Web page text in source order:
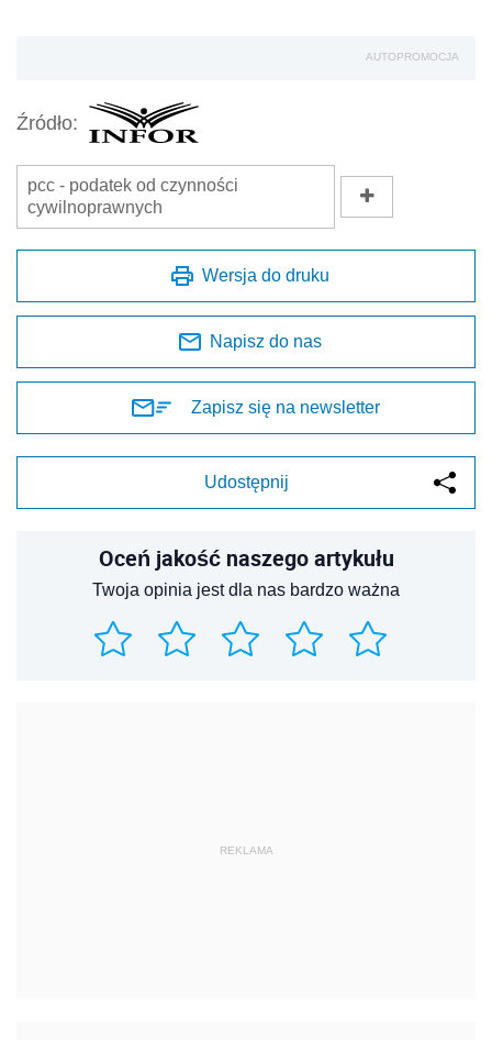
AUTOPROMOCJA
Źródło:
pcc - podatek od czynności
cywilnoprawnych
Wersja do druku
Napisz do nas
Zapisz się na newsletter
Udostępnij
Oceń jakość naszego artykułu
Twoja opinia jest dla nas bardzo ważna
REKLAMA